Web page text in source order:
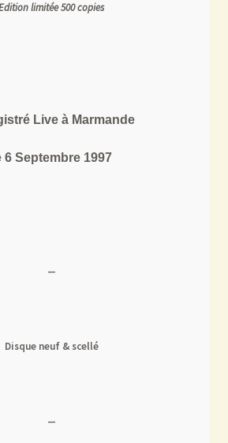
limitée 500 copies
Live à Marmande
6 Septembre 1997
—
Disque neuf & scellé
—